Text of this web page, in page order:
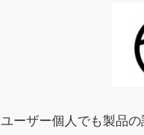
ユーザー個人でも製品